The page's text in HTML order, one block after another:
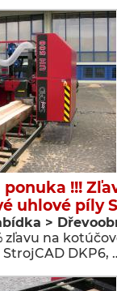
!!!
uhlové píly
>
zľavu na
StrojCAD DKP6,